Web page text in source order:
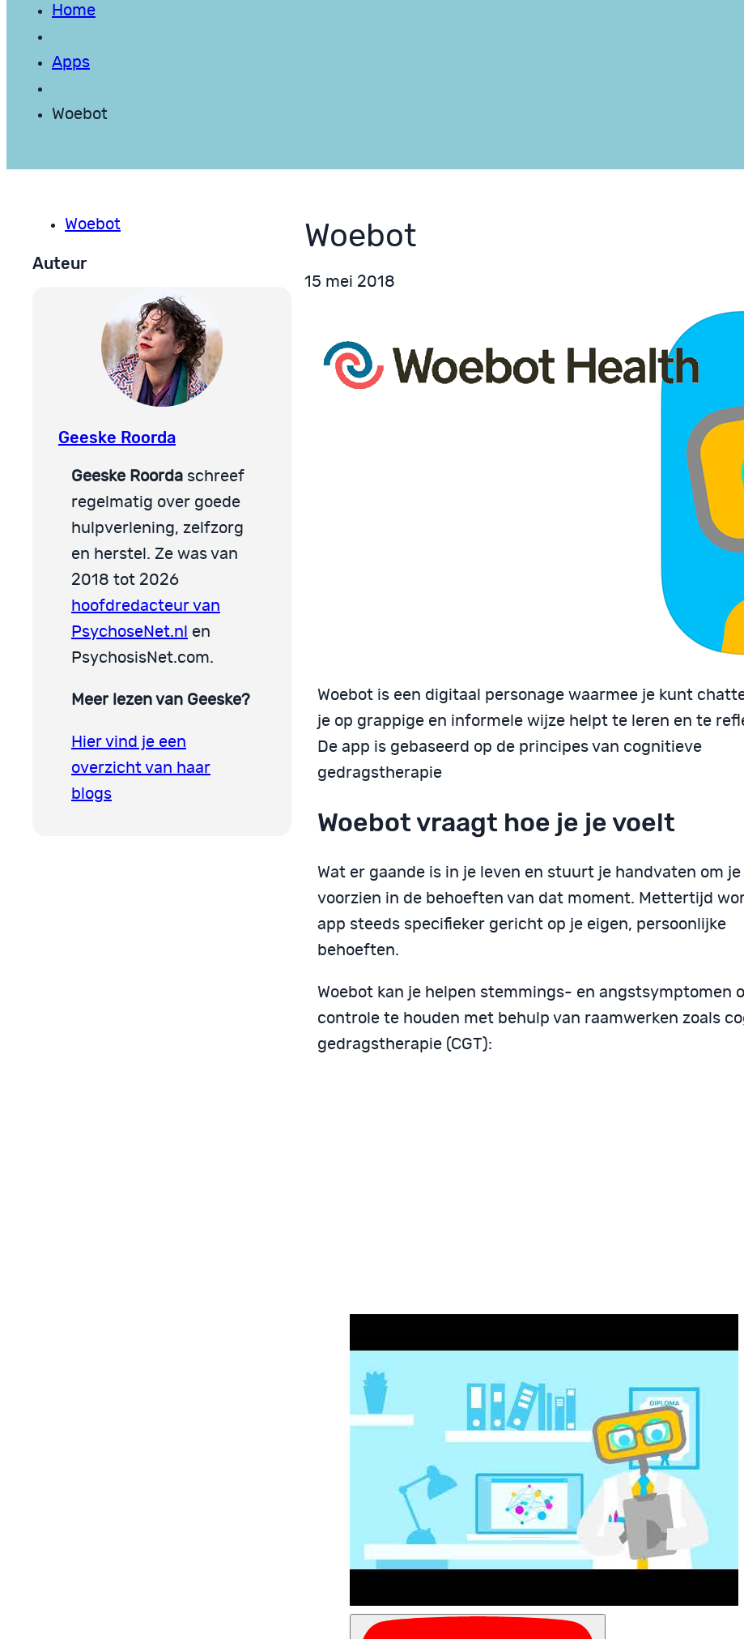
Home
Apps
Woebot
Woebot
Auteur
Geeske Roorda
Geeske Roorda schreef
regelmatig over goede
hulpverlening, zelfzorg
en herstel. Ze was van
2018 tot 2026
hoofdredacteur van
PsychoseNet.nl en
PsychosisNet.com.
Meer lezen van Geeske?
Hier vind je een
overzicht van haar
blogs
Woebot
15 mei 2018
Woebot is een digitaal personage waarmee je kunt
je op grappige en informele wijze helpt te leren en te
De app is gebaseerd op de principes van cognitieve
gedragstherapie
Woebot vraagt hoe je je voelt
Wat er gaande is in je leven en stuurt je handvaten om
voorzien in de behoeften van dat moment. Mettertijd
app steeds specifieker gericht op je eigen, persoonlijke
behoeften.
Woebot kan je helpen stemmings- en angstsymptomen
controle te houden met behulp van raamwerken zoals
gedragstherapie (CGT):